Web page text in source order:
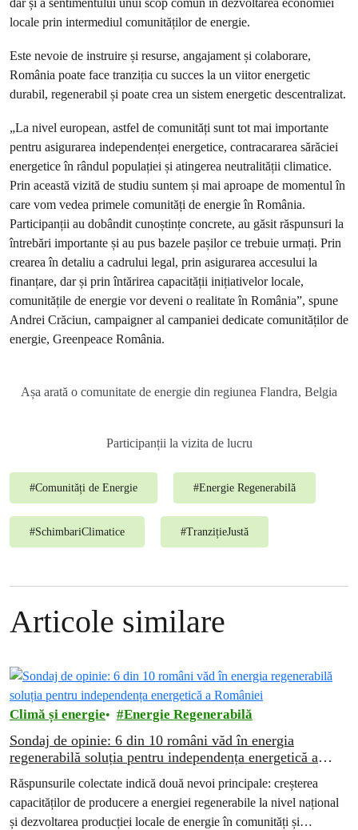
locale prin intermediul comunităților de energie.
Este nevoie de instruire și resurse, angajament și colaborare,
România poate face tranziția cu succes la un viitor energetic
durabil, regenerabil și poate crea un sistem energetic descentralizat.
„La nivel european, astfel de comunități sunt tot mai importante
pentru asigurarea independenței energetice, contracararea sărăciei
energetice în rândul populației și atingerea neutralității climatice.
Prin această vizită de studiu suntem și mai aproape de momentul în
care vom vedea primele comunități de energie în România.
Participanții au dobândit cunoștințe concrete, au găsit răspunsuri la
întrebări importante și au pus bazele pașilor ce trebuie urmați. Prin
crearea în detaliu a cadrului legal, prin asigurarea accesului la
finanțare, dar și prin întărirea capacității inițiativelor locale,
comunitățile de energie vor deveni o realitate în România”, spune
Andrei Crăciun, campaigner al campaniei dedicate comunităților de
energie, Greenpeace România.
Așa arată o comunitate de energie din regiunea Flandra, Belgia
Participanții la vizita de lucru
#Comunități de Energie #Energie Regenerabilă
#SchimbariClimatice #TranzițieJustă
Articole similare
Climă și energie Energie Regenerabilă
Sondaj de opinie: 6 din 10 români văd în energia
regenerabilă soluția pentru independența energetică a
Răspunsurile colectate indică două nevoi principale: creșterea
capacităților de producere a energiei regenerabile la nivel național
și dezvoltarea producției locale de energie în comunități și